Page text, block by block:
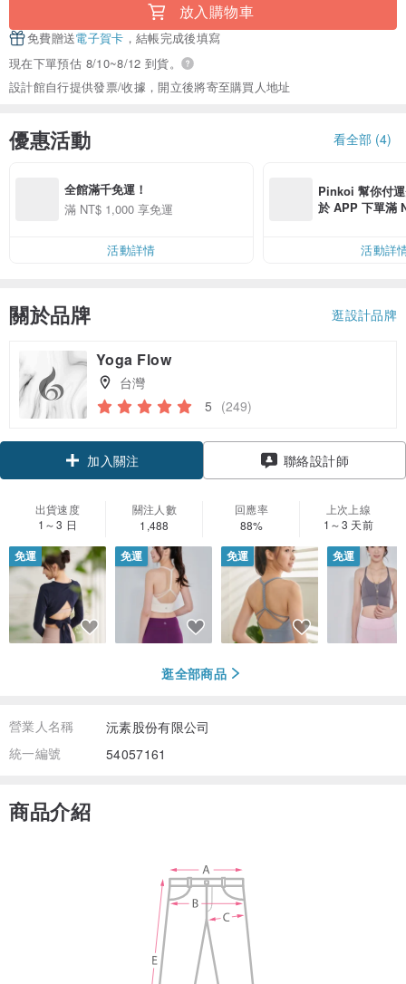
放入購物車
免費贈送電子賀卡 ，結帳完成後填寫
現在下單預估 8/10~8/12 到貨。
設計館自行提供發票/收據，開立後將寄至購買人地址
優惠活動 看全部 (4)
全館滿千免運！
滿 NT$ 1,000 享免運
活動詳情
Pinkoi 幫你付
於 APP 下單滿
活動詳
關於品牌 逛設計品牌
Yoga Flow
台灣
5 (249)
加入關注
聯絡設計師
出貨速度
1～3 日
關注人數
1,488
回應率
88%
上次上線
1～3 天前
免運 免運 免運 免運
逛全部商品
營業人名稱
沅素股份有限公司
統一編號
54057161
商品介紹